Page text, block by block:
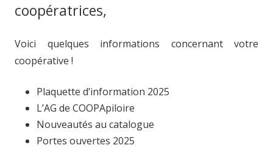
coopératrices,
Voici quelques informations concernant votre
coopérative !
Plaquette d’information 2025
L’AG de COOPApiloire
Nouveautés au catalogue
Portes ouvertes 2025